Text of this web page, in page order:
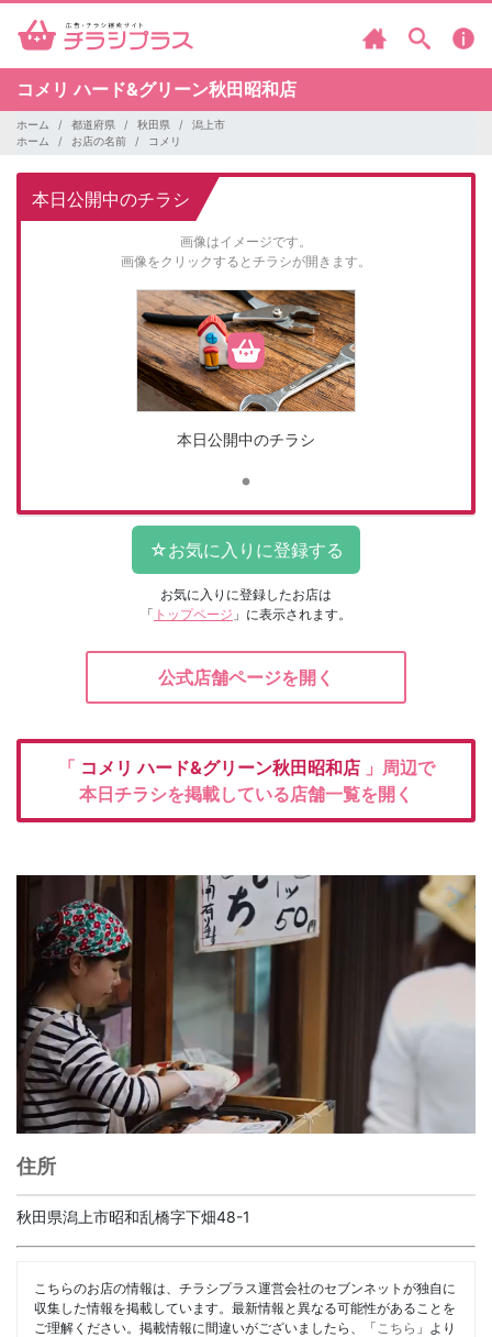
コメリハード&グリーン秋田昭和店
ホーム 都道府県 秋田県
潟上市
ホーム
お店の名前 コメリ
本日公開中のチラシ
画像はイメージです。
画像をクリックするとチラシが開きます。
本日公開中のチラシ
お気に入りに登録したお店は
「 トップページ 」に表示されます。
公式店舗ページを開く
「 コメリハード&グリーン秋田昭和店 」周辺で
本日チラシを掲載している店舗一覧を開く
住所
秋田県潟上市昭和乱橋字下畑48-1
こちらのお店の情報は、チラシプラス運営会社のセブンネットが独自に
収集した情報を掲載しています。最新情報と異なる可能性があることを
ご理解ください。掲載情報に間違いがございましたら、「 こちら 」より